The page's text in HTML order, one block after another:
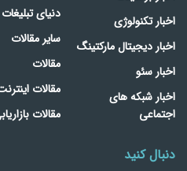
اخبار تکنولوژی
اخبار دیجیتال مارکتینگ
اخبار سئو
اخبار شبکه های
اجتماعی
دنیای تبلیغات
سایر مقالات
مقالات
مقالات
مقالات
دنبال کنید